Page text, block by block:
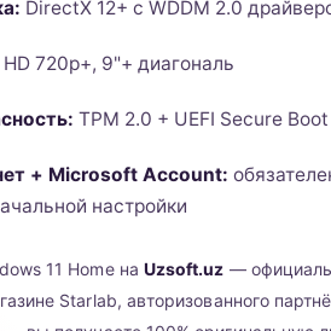
DirectX 12+ с WDDM 2.0
HD 720p+, 9"+ диагональ
TPM 2.0 + UEFI Secure
+ Microsoft Account:
настройки
11 Home на Uzsoft.uz —
Starlab, авторизованного